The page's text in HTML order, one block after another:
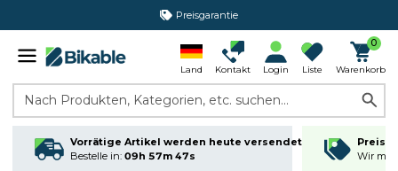
Land Kontakt Login Liste
0
Warenkorb
Nach Produkten, Kategorien, etc. suchen...
Vorrätige Artikel werden heute versendet
Bestelle in: 09h 57m 47s
Wir